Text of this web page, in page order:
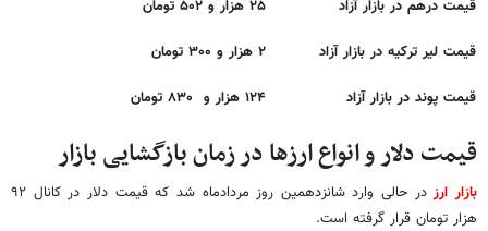
قیمت درهم در بازار آزاد ۲۵ هزار و ۵۰۲ تومان
قیمت لیر ترکیه در بازار آزاد ۲ هزار و ۳۰۰ تومان
قیمت پوند در بازار آزاد ۱۲۴ هزار و ۸۳۰ تومان
قیمت دلار و انواع ارزها در زمان بازگشایی بازار
بازار ارز
در حالی وارد شانزدهمین روز مردادماه شد که قیمت دلار در کانال ۹۲
هزار تومان قرار گرفته است.